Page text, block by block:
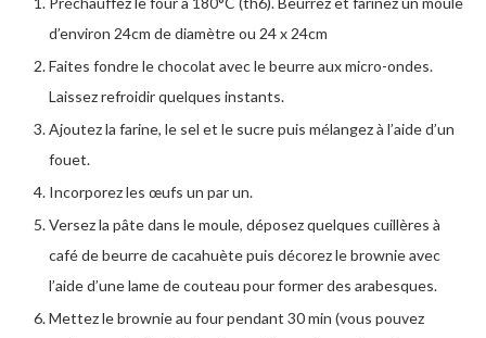
d’environ 24cm de diamètre ou 24 x 24cm
Faites fondre le chocolat avec le beurre aux micro-ondes.
Laissez refroidir quelques instants.
Ajoutez la farine, le sel et le sucre puis mélangez à l’aide d’un
fouet.
Incorporez les œufs un par un.
Versez la pâte dans le moule, déposez quelques cuillères à
café de beurre de cacahuète puis décorez le brownie avec
l’aide d’une lame de couteau pour former des arabesques.
Mettez le brownie au four pendant 30 min (vous pouvez